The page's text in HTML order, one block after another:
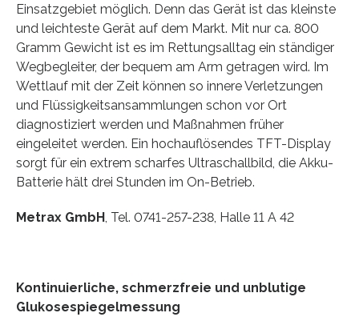
Einsatzgebiet möglich. Denn das Gerät ist das kleinste
und leichteste Gerät auf dem Markt. Mit nur ca. 800
Gramm Gewicht ist es im Rettungsalltag ein ständiger
Wegbegleiter, der bequem am Arm getragen wird. Im
Wettlauf mit der Zeit können so innere Verletzungen
und Flüssigkeitsansammlungen schon vor Ort
diagnostiziert werden und Maßnahmen früher
eingeleitet werden. Ein hochauflösendes TFT-Display
sorgt für ein extrem scharfes Ultraschallbild, die Akku-
Batterie hält drei Stunden im On-Betrieb.
Metrax GmbH , Tel. 0741-257-238, Halle 11 A 42
Kontinuierliche, schmerzfreie und unblutige
Glukosespiegelmessung